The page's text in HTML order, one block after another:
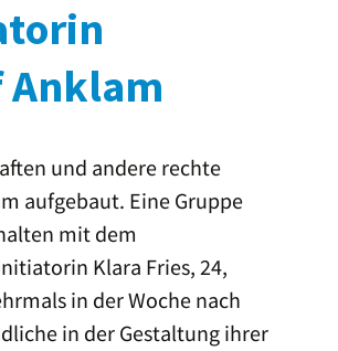
und andere rechte
aufgebaut. Eine Gruppe
mit dem
Klara Fries, 24,
in der Woche nach
in der Gestaltung ihrer